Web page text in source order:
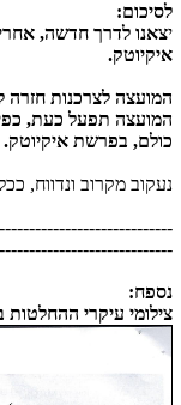
לסיכום:
י
איקיוטק.
המועצה לצרכנות חזרה
המועצה תפעל כעת,
כולם, בפרשת איקיוטק.
נעקוב מקרוב ונדווח,
נספח:
צילומי עיקרי ההחלטות